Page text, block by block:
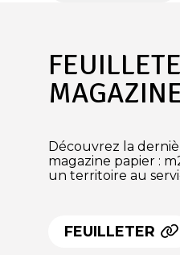
Découvrez la
magazine papier :
un territoire au
FEUILLETER